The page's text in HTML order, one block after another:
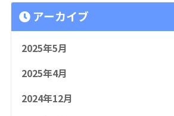
アーカイブ
2025年5月
2025年4月
2024年12月